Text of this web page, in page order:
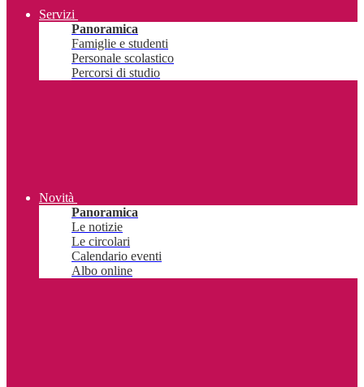
Servizi
Panoramica
Famiglie e studenti
Personale scolastico
Percorsi di studio
Novità
Panoramica
Le notizie
Le circolari
Calendario eventi
Albo online